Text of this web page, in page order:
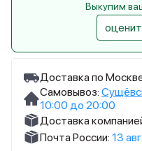
Доставка по
Самовывоз:
10:00 до 20:00
Доставка
Почта России: 13
Выкупим